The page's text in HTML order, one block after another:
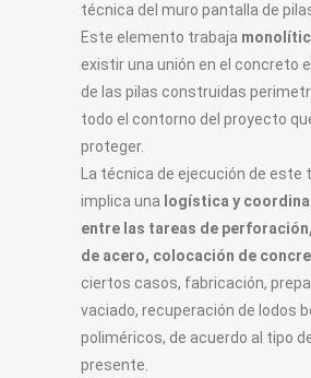
técnica del muro pantalla de
Este elemento trabaja
existir una unión en el concreto
de las pilas construidas
todo el contorno del proyecto
proteger.
La técnica de ejecución de este
implica una logística y
entre las tareas de
de acero, colocación de
ciertos casos, fabricación,
vaciado, recuperación de lodos
poliméricos, de acuerdo al tipo
presente.